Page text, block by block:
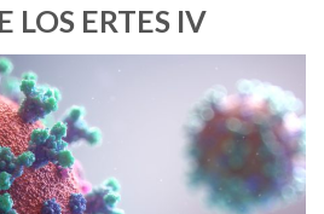
LOS ERTES IV